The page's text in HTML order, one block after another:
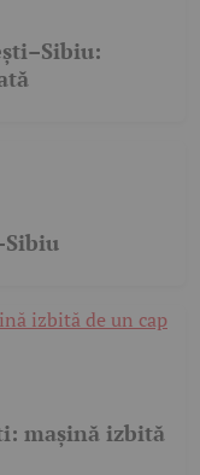
mașină izbită